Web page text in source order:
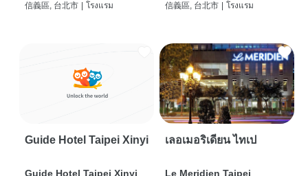
信義區, 台北市 โรงแรม 信義區, 台北市 โรงแรม
Guide Hotel Taipei Xinyi
Guide Hotel Taipei Xinyi
เลอเมอริเดียน ไทเป
Le Meridien Taipei